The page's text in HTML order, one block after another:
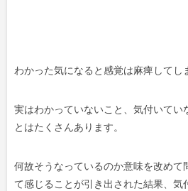
わかった気になると感覚は麻痺してし
実はわかっていないこと、気付いてい
とはたくさんあります。
何故そうなっているのか意味を改めて
て感じることが引き出された結果、気